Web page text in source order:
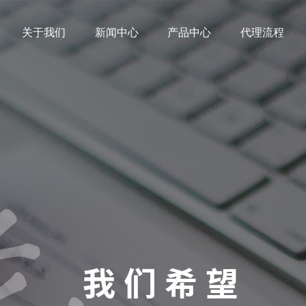
关于我们 新闻中心 产品中心 代理流程